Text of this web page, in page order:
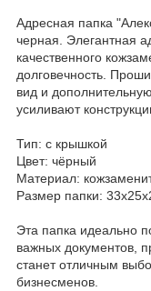
Адресная папка
черная. Элегантная
качественного
долговечность.
вид и
усиливают
Тип: с крышкой
Цвет: чёрный
Материал:
Размер папки:
Эта папка идеально
важных документов,
станет отличным
бизнесменов.